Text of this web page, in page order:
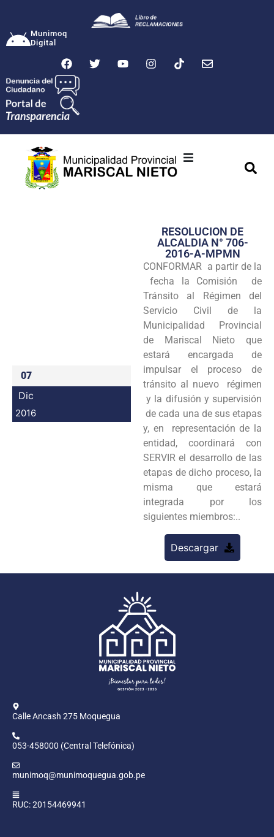
Munimoq
Digital
Transparencia
Seguridad
Programas
Intranet
07
Dic
2016
RESOLUCION DE
ALCALDIA N° 706-
2016-A-MPMN
CONFORMAR a partir de la
fecha la Comisión de
Tránsito al Régimen del
Servicio Civil de la
Municipalidad Provincial
de Mariscal Nieto que
estará encargada de
impulsar el proceso de
tránsito al nuevo régimen
y la difusión y supervisión
de cada una de sus etapas
y, en representación de la
entidad, coordinará con
SERVIR el desarrollo de las
etapas de dicho proceso, la
misma que estará
integrada por los
siguientes miembros:..
Descargar
Calle Ancash 275 Moquegua
053-458000 (Central Telefónica)
munimoq@munimoquegua.gob.pe
RUC: 20154469941